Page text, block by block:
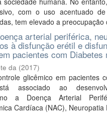
com o uso acentuado de
tem elevado a preocupação
arterial periférica,
à disfunção erétil e
pacientes com Diabetes
da (2017)
glicêmico em pacientes
associado ao
a Doença Arterial
Cardíaca (NAC), Neuropatia